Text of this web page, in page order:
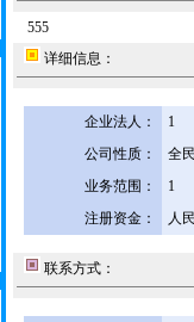
555
详细信息：
企业法人：
1
公司性质：
全
业务范围：
1
注册资金：
人
联系方式：